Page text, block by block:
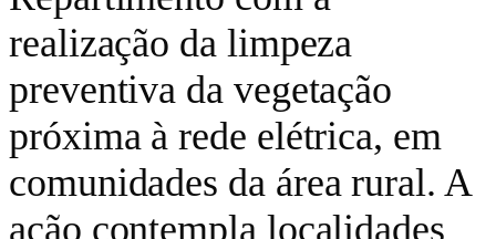
realização da limpeza
preventiva da vegetação
próxima à rede elétrica, em
comunidades da área rural. A
ação contempla localidades